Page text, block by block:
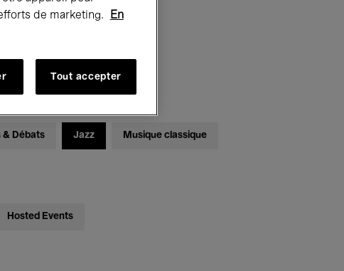
& Débats Jazz Musique classique
Hosted Events
de marketing.
En
Tout accepter